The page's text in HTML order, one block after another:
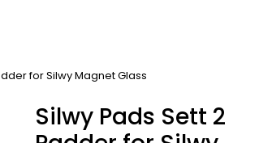
for Silwy Magnet Glass
Silwy Pads Sett 2